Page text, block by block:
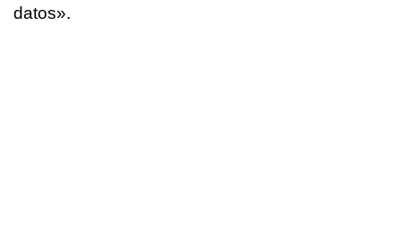
datos».